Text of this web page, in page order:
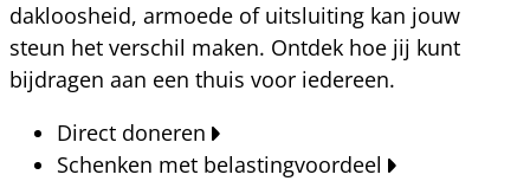
dakloosheid, armoede of uitsluiting kan jouw
steun het verschil maken. Ontdek hoe jij kunt
bijdragen aan een thuis voor iedereen.
Direct doneren
Schenken met belastingvoordeel